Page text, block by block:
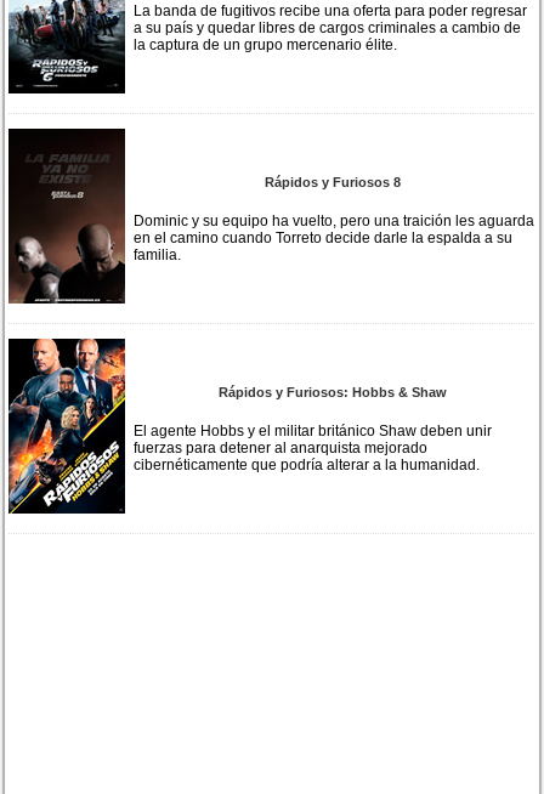
La banda de fugitivos recibe una oferta para poder regresar
a su país y quedar libres de cargos criminales a cambio de
la captura de un grupo mercenario élite.
Rápidos y Furiosos 8
Dominic y su equipo ha vuelto, pero una traición les aguarda
en el camino cuando Torreto decide darle la espalda a su
familia.
Rápidos y Furiosos: Hobbs & Shaw
El agente Hobbs y el militar británico Shaw deben unir
fuerzas para detener al anarquista mejorado
cibernéticamente que podría alterar a la humanidad.